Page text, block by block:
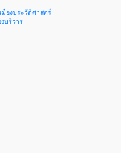
มืองประวัติศาสตร์
บริวาร